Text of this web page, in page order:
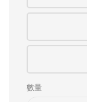
數量